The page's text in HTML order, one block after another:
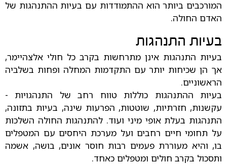
המורכבים ביותר הוא ההתמודדות עם בעיות ההתנהגות של
האדם החולה.
בעיות התנהגות
בעיות התנהגות אינן מתרחשות בקרב כל חולי אלצהיימר,
אך הן שכיחות יותר עם התקדמות המחלה ופחות בשלביה
הראשוניים.
בעיות ההתנהגות כוללות טווח רחב של התנהגויות -
עקשנות, חזרתיות, שוטטות, הפרעות שינה, בעיות בתזונה,
התנהגות בעלת אופי מיני ועוד. להתנהגות החולה השלכות
על תחומי חיים רחבים ועל מערכת היחסים עם המטפלים
בו, והיא מעוררת פעמים רבות חוסר אונים, בושה, אשמה
ותסכול בקרב חולים ומטפלים כאחד.